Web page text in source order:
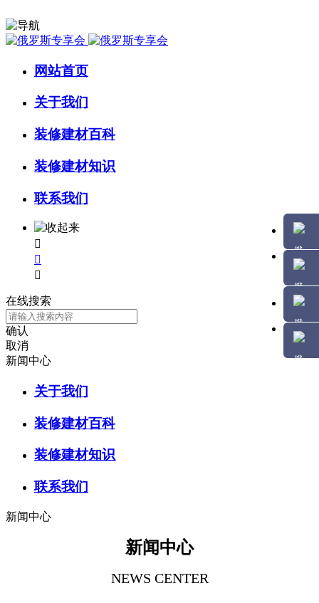
网站首页
关于我们
装修建材百科
装修建材知识
联系我们



在线搜索
确认
取消
新闻中心
关于我们
装修建材百科
装修建材知识
联系我们
新闻中心
新闻中心
NEWS CENTER